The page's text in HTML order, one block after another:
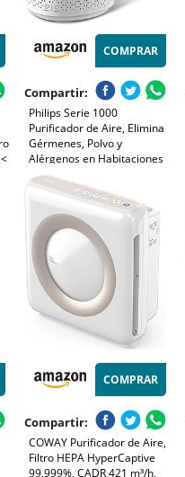
COMPRAR
Compartir:
Philips Serie 1000
Purificador de Aire, Elimina
Gérmenes, Polvo y
Alérgenos en Habitaciones
de hasta 78 m², CADR 300
m³/h, Modo de Reposo
(AC1711/10)
COMPRAR
Compartir:
COWAY Purificador de Aire,
Filtro HEPA HyperCaptive
99,999%, CADR 421 m³/h,